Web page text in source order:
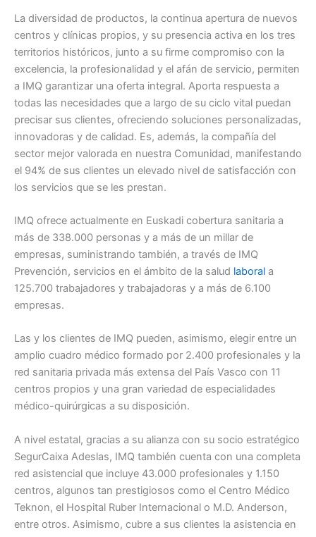
La diversidad de productos, la continua apertura de nuevos
centros y clínicas propios, y su presencia activa en los tres
territorios históricos, junto a su firme compromiso con la
excelencia, la profesionalidad y el afán de servicio, permiten
a IMQ garantizar una oferta integral. Aporta respuesta a
todas las necesidades que a largo de su ciclo vital puedan
precisar sus clientes, ofreciendo soluciones personalizadas,
innovadoras y de calidad. Es, además, la compañía del
sector mejor valorada en nuestra Comunidad, manifestando
el 94% de sus clientes un elevado nivel de satisfacción con
los servicios que se les prestan.
IMQ ofrece actualmente en Euskadi cobertura sanitaria a
más de 338.000 personas y a más de un millar de
empresas, suministrando también, a través de IMQ
Prevención, servicios en el ámbito de la salud laboral a
125.700 trabajadores y trabajadoras y a más de 6.100
empresas.
Las y los clientes de IMQ pueden, asimismo, elegir entre un
amplio cuadro médico formado por 2.400 profesionales y la
red sanitaria privada más extensa del País Vasco con 11
centros propios y una gran variedad de especialidades
médico-quirúrgicas a su disposición.
A nivel estatal, gracias a su alianza con su socio estratégico
SegurCaixa Adeslas, IMQ también cuenta con una completa
red asistencial que incluye 43.000 profesionales y 1.150
centros, algunos tan prestigiosos como el Centro Médico
Teknon, el Hospital Ruber Internacional o M.D. Anderson,
entre otros. Asimismo, cubre a sus clientes la asistencia en